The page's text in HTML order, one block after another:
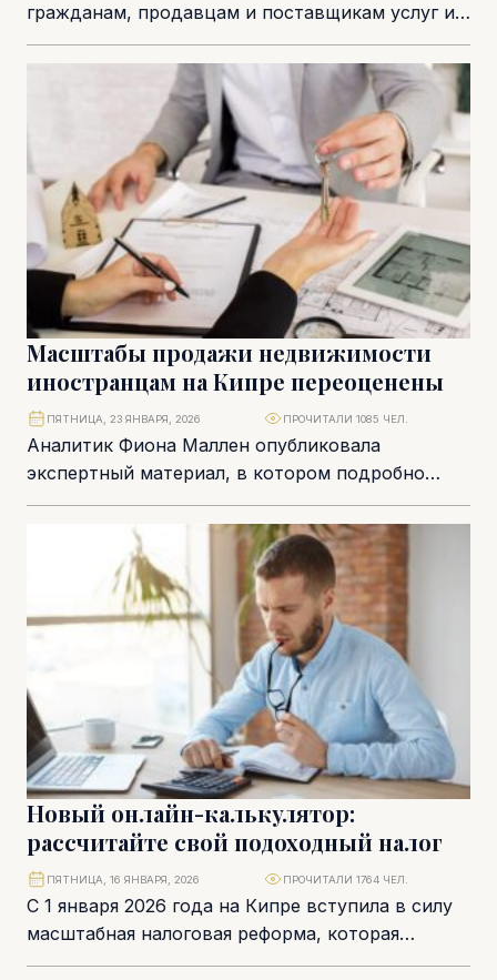
гражданам, продавцам и поставщикам услуг и
улучшит интеграцию Кипра в рынки ЕС. Об этом
рассказал...
Масштабы продажи недвижимости
иностранцам на Кипре переоценены
Аналитик Фиона Маллен опубликовала
экспертный материал, в котором подробно
разобрала статистику продаж недвижимости на
Кипре гражданам стран, не входящих в...
ПЯТНИЦА, 23 ЯНВАРЯ, 2026 ПРОЧИТАЛИ 1085 ЧЕЛ.
Новый онлайн-калькулятор:
рассчитайте свой подоходный налог
С 1 января 2026 года на Кипре вступила в силу
масштабная налоговая реформа, которая
изменила правила расчёта подоходного налога
ПЯТНИЦА, 16 ЯНВАРЯ, 2026 ПРОЧИТАЛИ 1764 ЧЕЛ.